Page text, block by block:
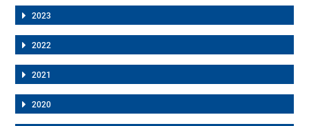
2023
2022
2021
2020